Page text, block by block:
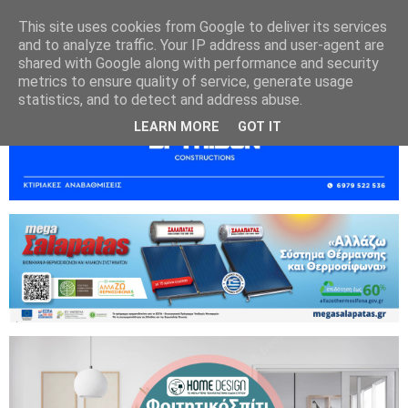
This site uses cookies from Google to deliver its services
and to analyze traffic. Your IP address and user-agent are
shared with Google along with performance and security
metrics to ensure quality of service, generate usage
statistics, and to detect and address abuse.
LEARN MORE GOT IT